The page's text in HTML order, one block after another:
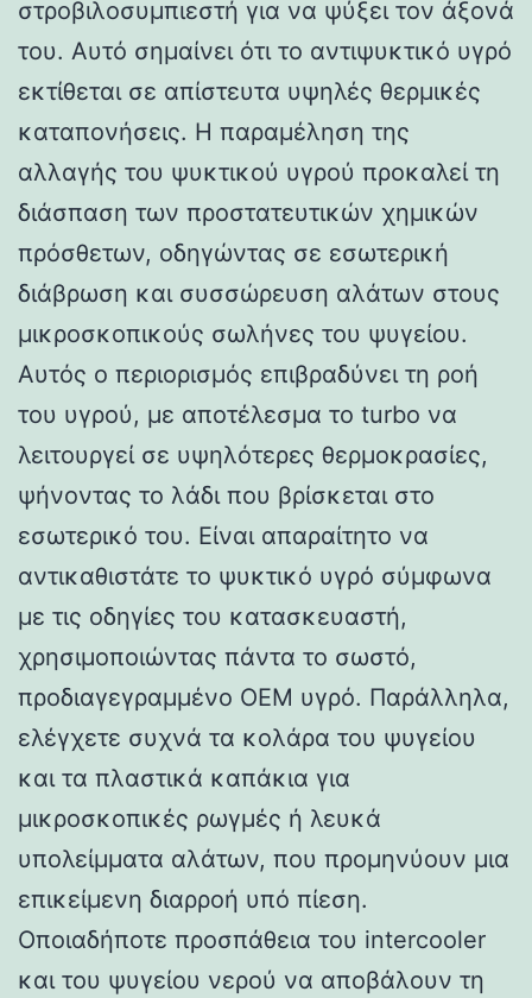
στροβιλοσυμπιεστή για να ψύξει τον άξονά
του. Αυτό σημαίνει ότι το αντιψυκτικό υγρό
εκτίθεται σε απίστευτα υψηλές θερμικές
καταπονήσεις. Η παραμέληση της
αλλαγής του ψυκτικού υγρού προκαλεί τη
διάσπαση των προστατευτικών χημικών
πρόσθετων, οδηγώντας σε εσωτερική
διάβρωση και συσσώρευση αλάτων στους
μικροσκοπικούς σωλήνες του ψυγείου.
Αυτός ο περιορισμός επιβραδύνει τη ροή
του υγρού, με αποτέλεσμα το turbo να
λειτουργεί σε υψηλότερες θερμοκρασίες,
ψήνοντας το λάδι που βρίσκεται στο
εσωτερικό του. Είναι απαραίτητο να
αντικαθιστάτε το ψυκτικό υγρό σύμφωνα
με τις οδηγίες του κατασκευαστή,
χρησιμοποιώντας πάντα το σωστό,
προδιαγεγραμμένο OEM υγρό. Παράλληλα,
ελέγχετε συχνά τα κολάρα του ψυγείου
και τα πλαστικά καπάκια για
μικροσκοπικές ρωγμές ή λευκά
υπολείμματα αλάτων, που προμηνύουν μια
επικείμενη διαρροή υπό πίεση.
Οποιαδήποτε προσπάθεια του intercooler
και του ψυγείου νερού να αποβάλουν τη